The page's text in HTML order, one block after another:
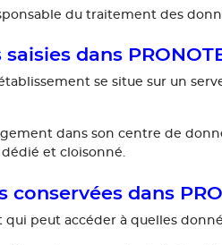
du traitement des
dans
se situe sur un
dans son centre de
et cloisonné.
dans
peut accéder à quelles